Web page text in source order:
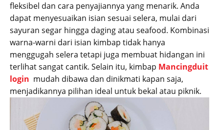
fleksibel dan cara penyajiannya yang menarik. Anda
dapat menyesuaikan isian sesuai selera, mulai dari
sayuran segar hingga daging atau seafood. Kombinasi
warna-warni dari isian kimbap tidak hanya
menggugah selera tetapi juga membuat hidangan ini
terlihat sangat cantik. Selain itu, kimbap Mancingduit
login mudah dibawa dan dinikmati kapan saja,
menjadikannya pilihan ideal untuk bekal atau piknik.